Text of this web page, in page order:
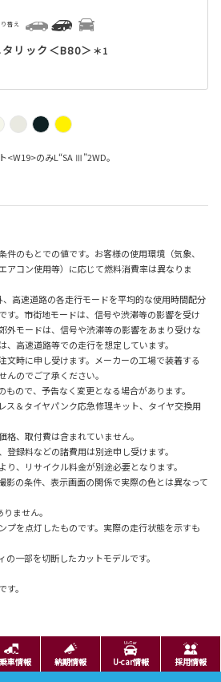
リック＜B80＞ ＊1
替え
のみL“SA Ⅲ”2WD。
のもとでの値です。お客様の使用環境（気象、
アコン使用等）に応じて燃料消費率は異なりま
高速道路の各走行モードを平均的な使用時間配分
す。市街地モードは、信号や渋滞等の影響を受け
外モードは、信号や渋滞等の影響をあまり受けな
高速道路等での走行を想定しています。
時に申し受けます。メーカーの工場で装着する
んのでご了承ください。
ので、予告なく変更となる場合があります。
ス＆タイヤパンク応急修理キット、タイヤ交換用
、取付費は含まれていません。
録料などの諸費用は別途申し受けます。
、リサイクル料金が別途必要となります。
の条件、表示画面の関係で実際の色とは異なって
ません。
を点灯したものです。実際の走行状態を示すも
一部を切断したカットモデルです。
。
車情報 納期情報 U-car情報 採用情報